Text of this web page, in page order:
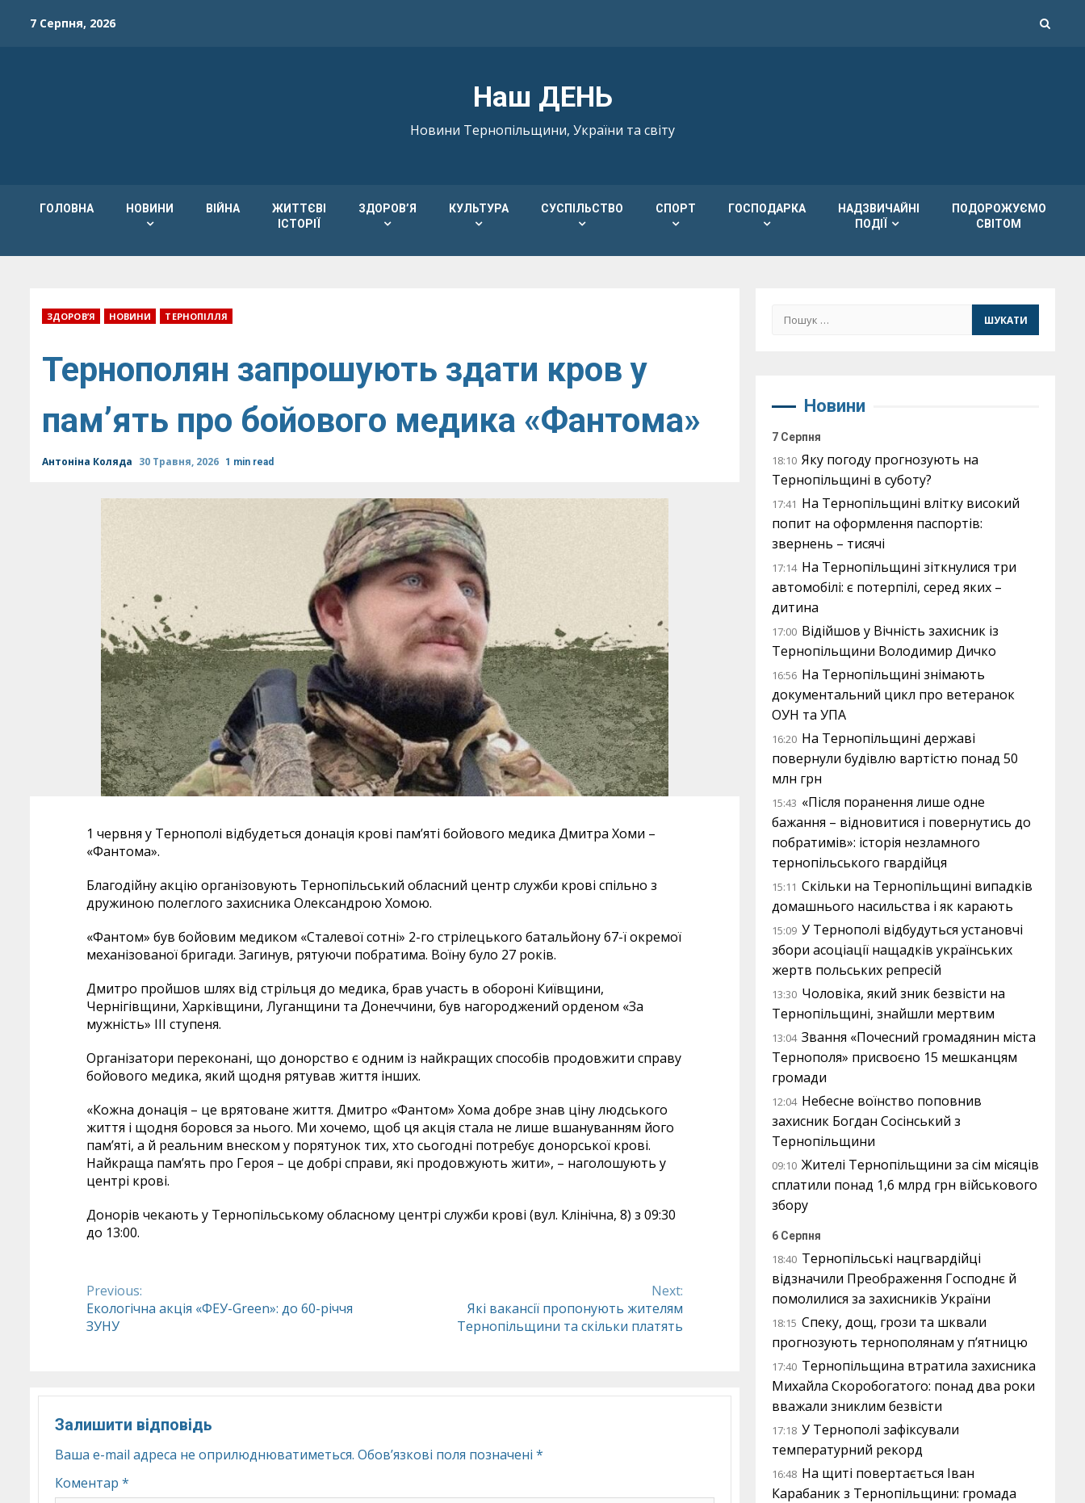
7 Серпня, 2026
Наш ДЕНЬ
Новини Тернопільщини, України та світу
ГОЛОВНА НОВИНИ ВІЙНА
ЖИТТЄВІ
ІСТОРІЇ
ЗДОРОВ’Я КУЛЬТУРА СУСПІЛЬСТВО СПОРТ ГОСПОДАРКА
НАДЗВИЧАЙНІ
ПОДІЇ
ПОДОРОЖУЄМО
СВІТОМ
ЗДОРОВ’Я НОВИНИ ТЕРНОПІЛЛЯ
Тернополян запрошують здати кров у
пам’ять про бойового медика «Фантома»
Антоніна Коляда 30 Травня, 2026 1 min read
1 червня у Тернополі відбудеться донація крові пам’яті бойового медика Дмитра Хоми –
«Фантома».
Благодійну акцію організовують Тернопільський обласний центр служби крові спільно з
дружиною полеглого захисника Олександрою Хомою.
«Фантом» був бойовим медиком «Сталевої сотні» 2-го стрілецького батальйону 67-ї окремої
механізованої бригади. Загинув, рятуючи побратима. Воїну було 27 років.
Дмитро пройшов шлях від стрільця до медика, брав участь в обороні Київщини,
Чернігівщини, Харківщини, Луганщини та Донеччини, був нагороджений орденом «За
мужність» III ступеня.
Організатори переконані, що донорство є одним із найкращих способів продовжити справу
бойового медика, який щодня рятував життя інших.
«Кожна донація – це врятоване життя. Дмитро «Фантом» Хома добре знав ціну людського
життя і щодня боровся за нього. Ми хочемо, щоб ця акція стала не лише вшануванням його
пам’яті, а й реальним внеском у порятунок тих, хто сьогодні потребує донорської крові.
Найкраща пам’ять про Героя – це добрі справи, які продовжують жити», – наголошують у
центрі крові.
Донорів чекають у Тернопільському обласному центрі служби крові (вул. Клінічна, 8) з 09:30
до 13:00.
Continue
Reading
Previous:
Екологічна акція «ФЕУ-Green»: до 60-річчя
ЗУНУ
Next:
Які вакансії пропонують жителям
Тернопільщини та скільки платять
Залишити відповідь
Ваша e-mail адреса не оприлюднюватиметься. Обов’язкові поля позначені *
Коментар *
Пошук:
Новини
7 Серпня
18:10 Яку погоду прогнозують на
Тернопільщині в суботу?
17:41 На Тернопільщині влітку високий
попит на оформлення паспортів:
звернень – тисячі
17:14 На Тернопільщині зіткнулися три
автомобілі: є потерпілі, серед яких –
дитина
17:00 Відійшов у Вічність захисник із
Тернопільщини Володимир Дичко
16:56 На Тернопільщині знімають
документальний цикл про ветеранок
ОУН та УПА
16:20 На Тернопільщині державі
повернули будівлю вартістю понад 50
млн грн
15:43 «Після поранення лише одне
бажання – відновитися і повернутись до
побратимів»: історія незламного
тернопільського гвардійця
15:11 Скільки на Тернопільщині випадків
домашнього насильства і як карають
15:09 У Тернополі відбудуться установчі
збори асоціації нащадків українських
жертв польських репресій
13:30 Чоловіка, який зник безвісти на
Тернопільщині, знайшли мертвим
13:04 Звання «Почесний громадянин міста
Тернополя» присвоєно 15 мешканцям
громади
12:04 Небесне воїнство поповнив
захисник Богдан Сосінський з
Тернопільщини
09:10 Жителі Тернопільщини за сім місяців
сплатили понад 1,6 млрд грн військового
збору
6 Серпня
18:40 Тернопільські нацгвардійці
відзначили Преображення Господнє й
помолилися за захисників України
18:15 Спеку, дощ, грози та шквали
прогнозують тернополянам у п’ятницю
17:40 Тернопільщина втратила захисника
Михайла Скоробогатого: понад два роки
вважали зниклим безвісти
17:18 У Тернополі зафіксували
температурний рекорд
16:48 На щиті повертається Іван
Карабаник з Тернопільщини: громада